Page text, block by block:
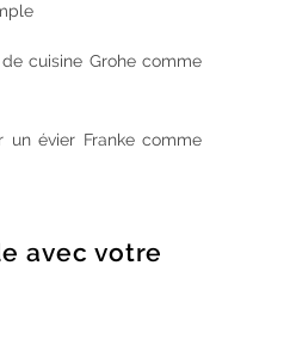
cuisine Grohe comme
un évier Franke comme
avec votre